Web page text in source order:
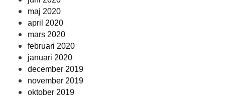
maj 2020
april 2020
mars 2020
februari 2020
januari 2020
december 2019
november 2019
oktober 2019